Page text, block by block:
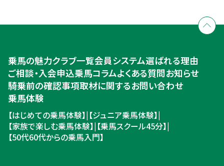
入会のご相談・申込
ご相談・入会申込
乗馬の魅力クラブ一覧会員システム選ばれる理由
ご相談・入会申込乗馬コラムよくある質問お知らせ
騎乗前の確認事項取材に関するお問い合わせ
乗馬体験
【はじめての乗馬体験】| 【ジュニア乗馬体験】|
【家族で楽しむ乗馬体験】| 【乗馬スクール45分】|
【50代60代からの乗馬入門】